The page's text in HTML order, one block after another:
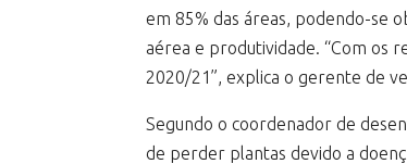
em 85% das áreas, podendo-se
aérea e produtividade. “Com os
2020/21”, explica o gerente de
Segundo o coordenador de
de perder plantas devido a